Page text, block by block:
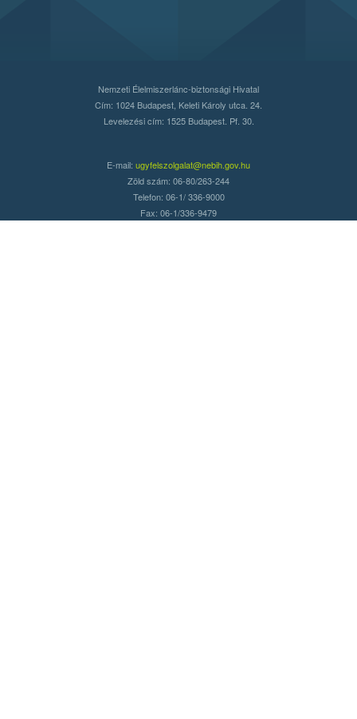
Nemzeti Élelmiszerlánc-biztonsági Hivatal
Cím: 1024 Budapest, Keleti Károly utca. 24.
Levelezési cím: 1525 Budapest. Pf. 30.
E-mail: ugyfelszolgalat@nebih.gov.hu
Zöld szám: 06-80/263-244
Telefon: 06-1/ 336-9000
Fax: 06-1/336-9479